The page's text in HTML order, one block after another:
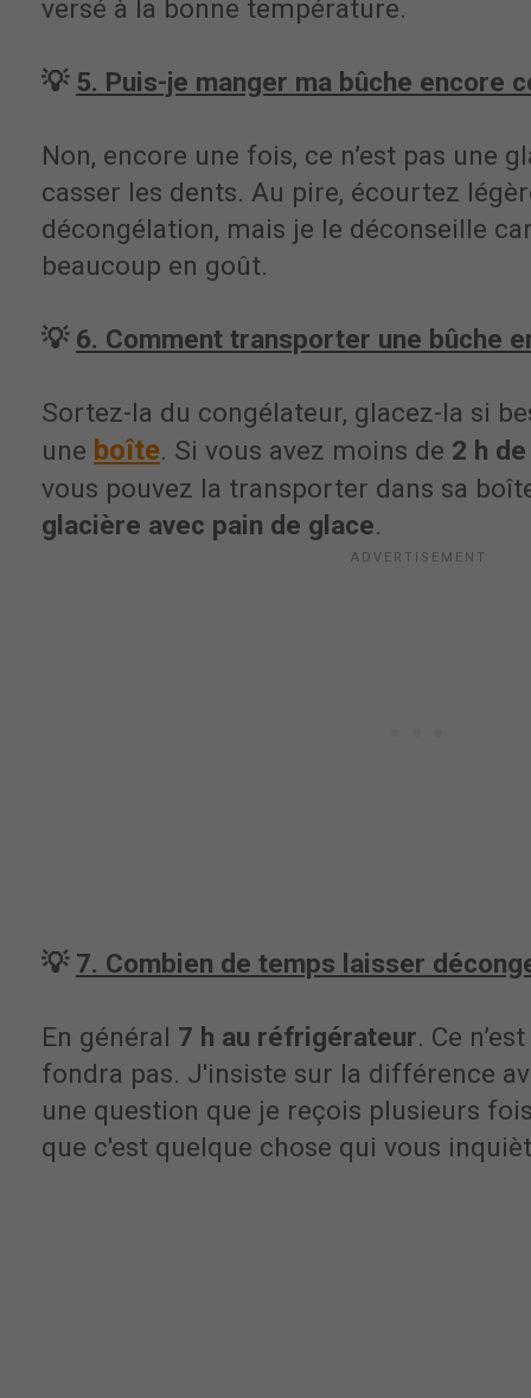
versé à la bonne température.
💡 5. Puis-je manger ma bûche encore
Non, encore une fois, ce n’est pas une
casser les dents. Au pire, écourtez
décongélation, mais je le déconseille
beaucoup en goût.
💡 6. Comment transporter une bûche
Sortez-la du congélateur, glacez-la si
une boîte. Si vous avez moins de 2 h
vous pouvez la transporter dans sa
glacière avec pain de glace.
💡 7. Combien de temps laisser
En général 7 h au réfrigérateur. Ce
fondra pas. J'insiste sur la différence
une question que je reçois plusieurs
que c'est quelque chose qui vous